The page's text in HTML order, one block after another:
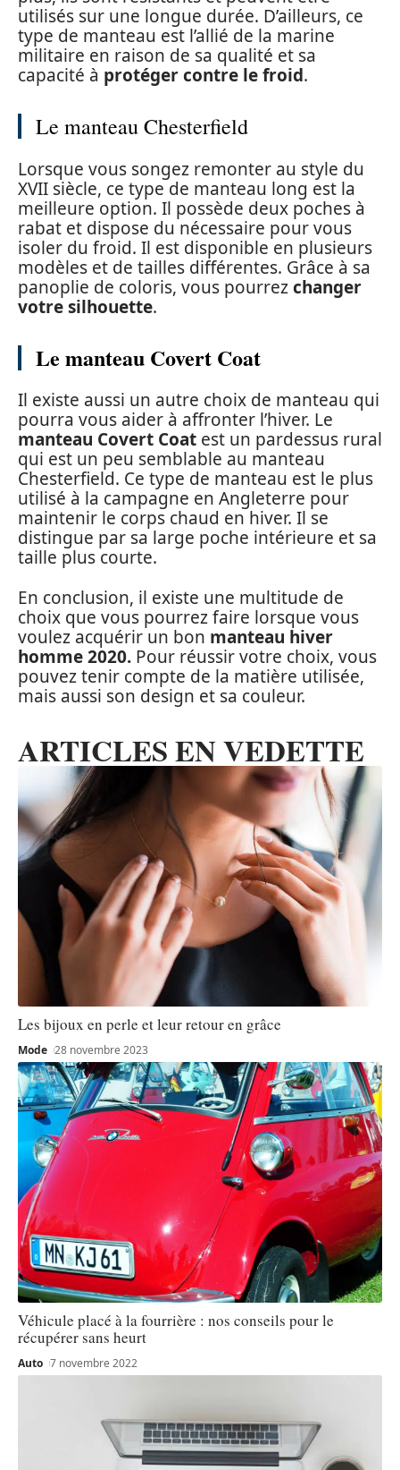
utilisés sur une longue durée. D’ailleurs, ce
type de manteau est l’allié de la marine
militaire en raison de sa qualité et sa
capacité à protéger contre le froid.
Le manteau Chesterfield
Lorsque vous songez remonter au style du
XVII siècle, ce type de manteau long est la
meilleure option. Il possède deux poches à
rabat et dispose du nécessaire pour vous
isoler du froid. Il est disponible en plusieurs
modèles et de tailles différentes. Grâce à sa
panoplie de coloris, vous pourrezchanger
votre silhouette.
Le manteau Covert Coat
Il existe aussi un autre choix de manteau qui
pourra vous aider à affronter l’hiver. Le
manteau Covert Coat est un pardessus rural
qui est un peu semblable au manteau
Chesterfield. Ce type de manteau est le plus
utilisé à la campagne en Angleterre pour
maintenir le corps chaud en hiver. Il se
distingue par sa large poche intérieure et sa
taille plus courte.
En conclusion, il existe une multitude de
choix que vous pourrez faire lorsque vous
voulez acquérir un bon manteau hiver
homme 2020. Pour réussir votre choix, vous
pouvez tenir compte de la matière utilisée,
mais aussi son design et sa couleur.
ARTICLES EN VEDETTE
Les bijoux en perle et leur retour en grâce
Mode 28 novembre 2023
Véhicule placé à la fourrière : nos conseils pour le
récupérer sans heurt
Auto 7 novembre 2022